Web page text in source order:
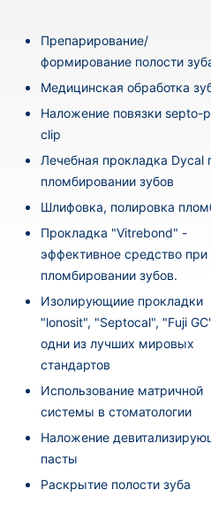
Препарирование/
формирование полости
Медицинская обработка
Наложение повязки septo-
clip
Лечебная прокладка Dycal
пломбировании зубов
Шлифовка, полировка
Прокладка "Vitrebond" -
эффективное средство при
пломбировании зубов.
Изолирующиие прокладки
"lonosit", "Septocal", "Fuji
одни из лучших мировых
стандартов
Использование матричной
системы в стоматологии
Наложение
пасты
Раскрытие полости зуба